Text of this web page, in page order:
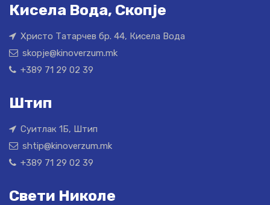
Кисела Вода, Скопје
Христо Татарчев бр. 44, Кисела Вода
skopje@kinoverzum.mk
+389 71 29 02 39
Штип
Суитлак 1Б, Штип
shtip@kinoverzum.mk
+389 71 29 02 39
Свети Николе